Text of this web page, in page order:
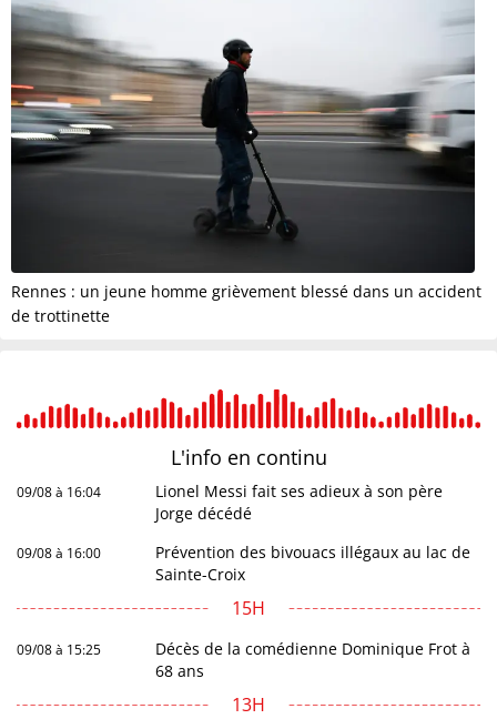
Rennes : un jeune homme grièvement blessé dans un accident
de trottinette
L'info en continu
09/08 à 16:04
Lionel Messi fait ses adieux à son père
Jorge décédé
09/08 à 16:00
Prévention des bivouacs illégaux au lac de
Sainte-Croix
15H
09/08 à 15:25
Décès de la comédienne Dominique Frot à
68 ans
13H